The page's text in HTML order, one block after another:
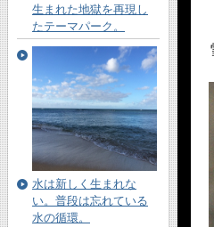
生まれた地獄を再現し
たテーマパーク。
水は新しく生まれな
い。普段は忘れている
水の循環。